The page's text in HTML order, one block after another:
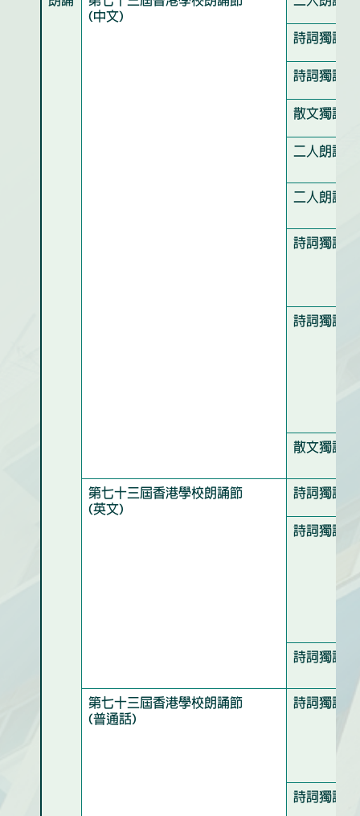
(中文)
詩詞獨誦冠
詩詞獨誦亞
散文獨誦季
二人朗誦
二人朗誦
詩詞獨誦優
詩詞獨誦良
散文獨誦優
第七十三屆香港學校朗誦節
(英文)
詩詞獨誦亞
詩詞獨誦優
詩詞獨誦良
第七十三屆香港學校朗誦節
(普通話)
詩詞獨誦優
詩詞獨誦良